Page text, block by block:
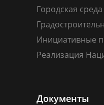
Городская среда
Инициативные
Реализация
Документы